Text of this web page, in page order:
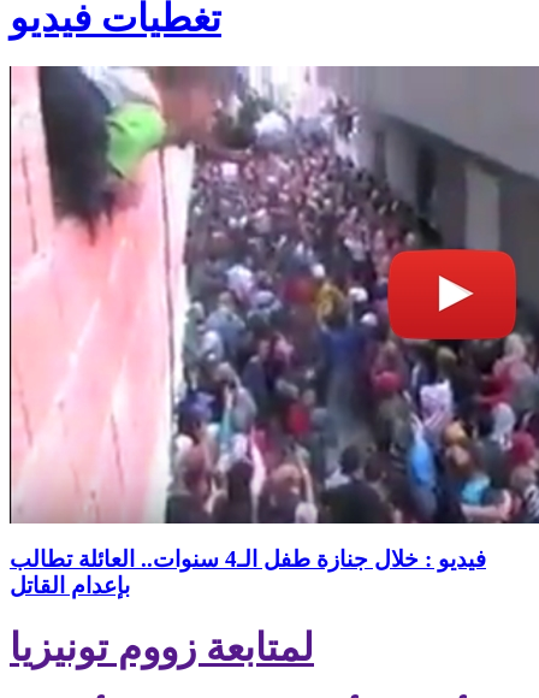
تغطيات فيديو
فيديو : خلال جنازة طفل الـ4 سنوات.. العائلة تطالب
بإعدام القاتل
لمتابعة زووم تونيزيا